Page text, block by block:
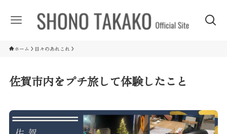
ホーム 日々のあれこれ
佐賀市内をプチ旅して体験したこと